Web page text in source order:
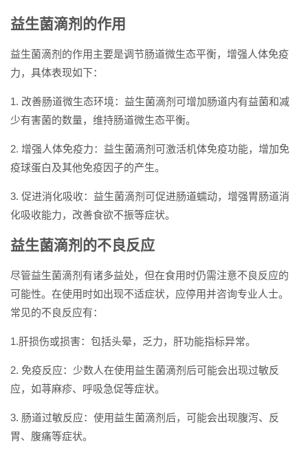
益生菌滴剂的作用
益生菌滴剂的作用主要是调节肠道微生态平衡，增强人体免疫
力，具体表现如下：
1. 改善肠道微生态环境：益生菌滴剂可增加肠道内有益菌和减
少有害菌的数量，维持肠道微生态平衡。
2. 增强人体免疫力：益生菌滴剂可激活机体免疫功能，增加免
疫球蛋白及其他免疫因子的产生。
3. 促进消化吸收：益生菌滴剂可促进肠道蠕动，增强胃肠道消
化吸收能力，改善食欲不振等症状。
益生菌滴剂的不良反应
尽管益生菌滴剂有诸多益处，但在食用时仍需注意不良反应的
可能性。在使用时如出现不适症状，应停用并咨询专业人士。
常见的不良反应有：
1.肝损伤或损害：包括头晕，乏力，肝功能指标异常。
2. 免疫反应：少数人在使用益生菌滴剂后可能会出现过敏反
应，如荨麻疹、呼吸急促等症状。
3. 肠道过敏反应：使用益生菌滴剂后，可能会出现腹泻、反
胃、腹痛等症状。